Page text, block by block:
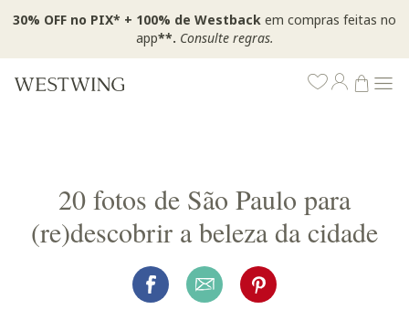
30% OFF no PIX* + 100% de Westback em compras feitas no
app**. Consulte regras.
20 fotos de São Paulo para
(re)descobrir a beleza da cidade